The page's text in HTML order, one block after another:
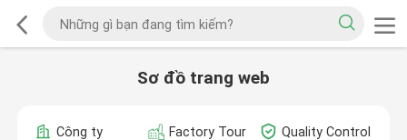
Sơ đồ trang web
Công ty Factory Tour
Quality Control